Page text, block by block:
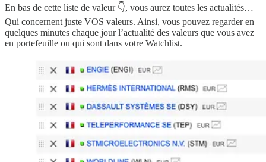
En bas de cette liste de valeur 👇, vous aurez toutes les actualités…
Qui concernent juste VOS valeurs. Ainsi, vous pouvez regarder en
quelques minutes chaque jour l’actualité des valeurs que vous avez
en portefeuille ou qui sont dans votre Watchlist.